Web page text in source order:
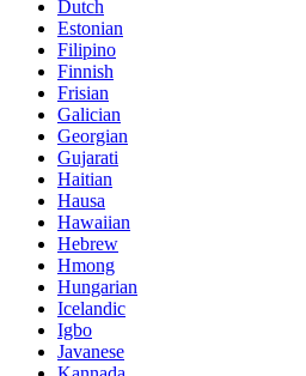
Dutch
Estonian
Filipino
Finnish
Frisian
Galician
Georgian
Gujarati
Haitian
Hausa
Hawaiian
Hebrew
Hmong
Hungarian
Icelandic
Igbo
Javanese